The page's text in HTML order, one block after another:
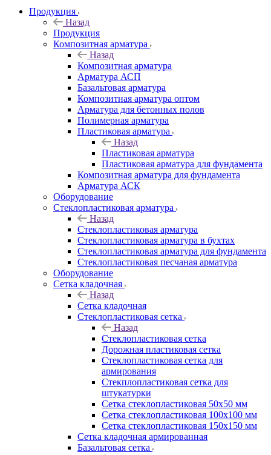
Продукция
Назад
Продукция
Композитная арматура
Назад
Композитная арматура
Арматура АСП
Базальтовая арматура
Композитная арматура оптом
Арматура для бетонных полов
Полимерная арматура
Пластиковая арматура
Назад
Пластиковая арматура
Пластиковая арматура для фундамента
Композитная арматура для фундамента
Арматура АСК
Оборудование
Cтеклопластиковая арматура
Назад
Cтеклопластиковая арматура
Стеклопластиковая арматура в бухтах
Стеклопластиковая арматура для фундамента
Стеклопластиковая песчаная арматура
Оборудование
Сетка кладочная
Назад
Сетка кладочная
Стеклопластиковая сетка
Назад
Стеклопластиковая сетка
Дорожная пластиковая сетка
Стеклопластиковая сетка для
армирования
Стекплопластиковая сетка для
штукатурки
Сетка стеклопластиковая 50x50 мм
Сетка стеклопластиковая 100x100 мм
Сетка стеклопластиковая 150x150 мм
Сетка кладочная армированная
Базальтовая сетка